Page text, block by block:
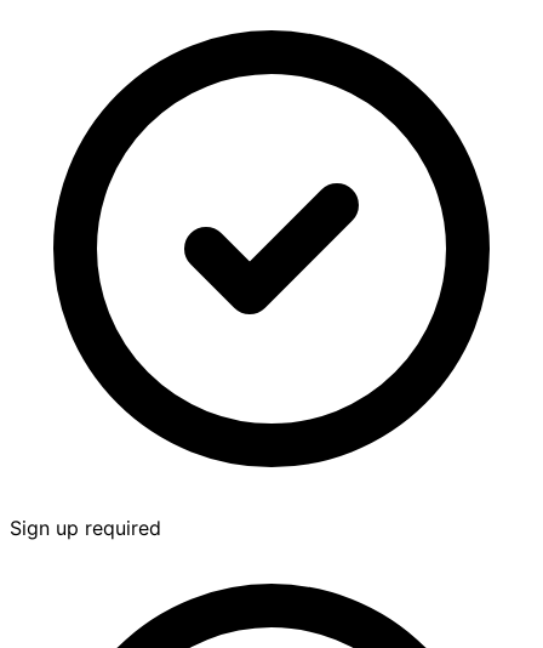
Sign up required